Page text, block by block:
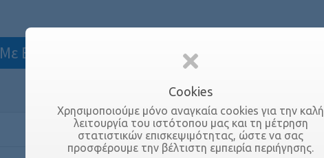
Με Ενδιαφέρει
Cookies
Χρησιμοποιούμε μόνο αναγκαία cookies για την καλή
λειτουργία του ιστότοπου μας και τη μέτρηση
στατιστικών επισκεψιμότητας, ώστε να σας
προσφέρουμε την βέλτιστη εμπειρία περιήγησης.